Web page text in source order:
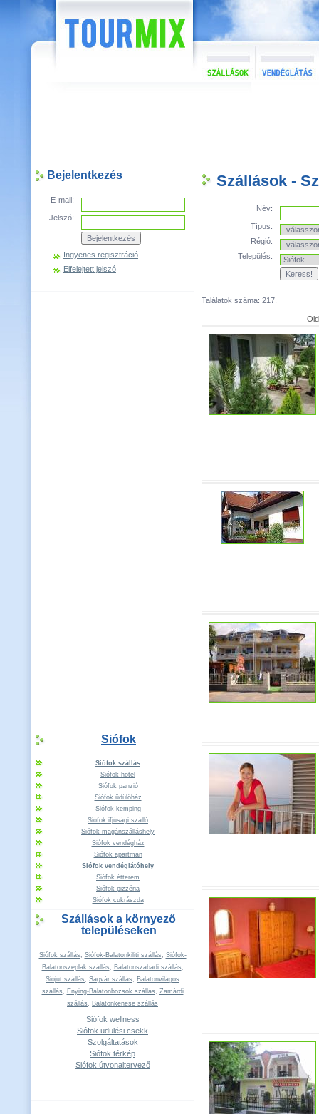
Bejelentkezés
E-mail:
Jelszó:
Ingyenes regisztráció
Elfelejtett jelszó
Siófok
Siófok szállás
Siófok hotel
Siófok panzió
Siófok üdülőház
Siófok kemping
Siófok ifjúsági szálló
Siófok magánszálláshely
Siófok vendégház
Siófok apartman
Siófok vendéglátóhely
Siófok étterem
Siófok pizzéria
Siófok cukrászda
Szállások a környező
településeken
Siófok szállás, Siófok-Balatonkiliti szállás, Siófok-
Balatonszéplak szállás, Balatonszabadi szállás,
Siójut szállás, Ságvár szállás, Balatonvilágos
szállás, Enying-Balatonbozsok szállás, Zamárdi
szállás, Balatonkenese szállás
Siófok wellness
Siófok üdülési csekk
Szolgáltatások
Siófok térkép
Siófok útvonaltervező
Szállások -
Név:
Típus:
Régió:
Település:
Találatok száma: 217.